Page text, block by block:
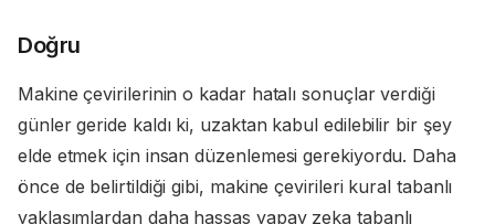
Doğru
Makine çevirilerinin o kadar hatalı sonuçlar verdiği
günler geride kaldı ki, uzaktan kabul edilebilir bir şey
elde etmek için insan düzenlemesi gerekiyordu. Daha
önce de belirtildiği gibi, makine çevirileri kural tabanlı
yaklaşımlardan daha hassas yapay zeka tabanlı